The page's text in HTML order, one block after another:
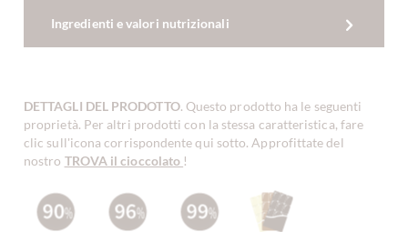
Ingredienti e valori nutrizionali
DETTAGLI DEL PRODOTTO. Questo prodotto ha le seguenti
proprietà. Per altri prodotti con la stessa caratteristica, fare
clic sull'icona corrispondente qui sotto. Approfittate del
nostro TROVA il cioccolato !